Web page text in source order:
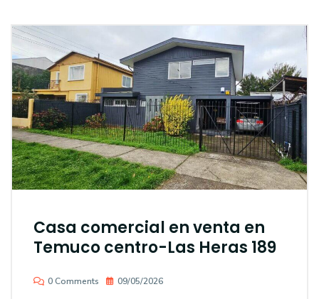
Casa comercial en venta en
Temuco centro-Las Heras 189
0 Comments 09/05/2026